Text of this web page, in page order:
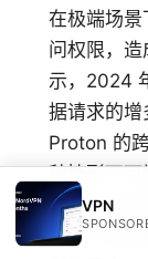
在极端场
问权限，
示，2024
据请求的增
Proton 的
种情形下
制。以下两
度，以及受
VPN